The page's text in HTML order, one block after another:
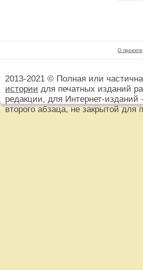
О проекте
2013-2021 © Полная или
истории для печатных изданий
редакции, для Интернет-изданий
второго абзаца, не закрытой для